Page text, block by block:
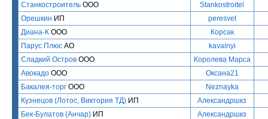
Станкостроитель ООО
Stankostroitel
Орешкин ИП
peresvet
Диана-К ООО
Корсак
Парус Плюс АО
kavainyi
Сладкий Остров ООО
Королева Марса
Авокадо ООО
Оксана21
Бакалея-торг ООО
Neznayka
Кузнецов (Лотос, Виктория ТД) ИП
Александршкз
Бек-Булатов (Анчар) ИП
Александршкз